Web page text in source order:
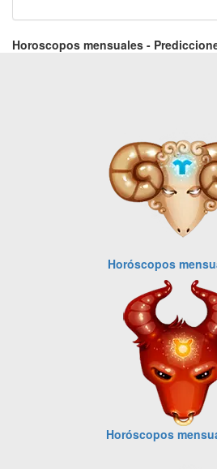
Horoscopos mensuales -
Horóscopos
Horóscopos